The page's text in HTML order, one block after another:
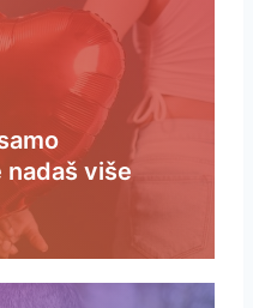
više